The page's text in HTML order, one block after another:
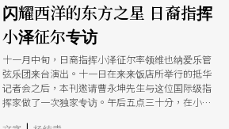
闪耀西洋的东方之星 日裔指挥
小泽征尔专访
十一月中旬，日裔指挥小泽征尔率领维也纳爱乐管
弦乐团来台演出。十一日在来来饭店所举行的抵华
记者会之后，本刊邀请曹永坤先生与这位国际级指
挥家做了一次独家专访。午后五点三十分，在小泽